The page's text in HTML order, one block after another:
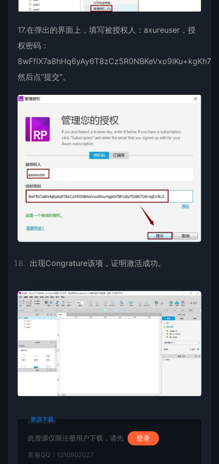
17.在弹出的界面上，填写被授权人：axureuser，授
权密码：
然后点“提交”。
出现Congrature该项，证明激活成功。
资源下载
此资源仅限注册用户下载，请先 登录
客服QQ：1310902027